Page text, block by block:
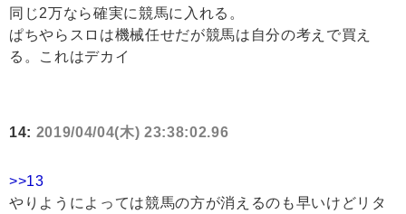
同じ2万なら確実に競馬に入れる。
ぱちやらスロは機械任せだが競馬は自分の考えで買え
る。これはデカイ
14: 2019/04/04(木) 23:38:02.96
>>13
やりようによっては競馬の方が消えるのも早いけどリタ